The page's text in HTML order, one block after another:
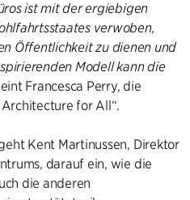
ist mit der ergiebigen
verwoben,
Öffentlichkeit zu dienen und
Modell kann die
Francesca Perry, die
for All“.
Kent Martinussen, Direktor
darauf ein, wie die
die anderen